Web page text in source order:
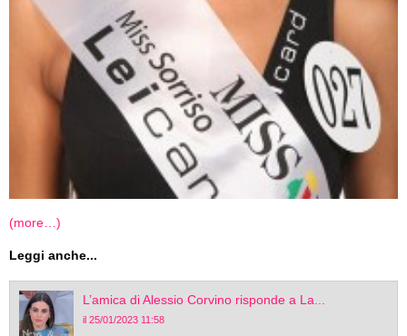
(more…)
Leggi anche...
L’amica di Alessio Corvino risponde a La...
il 25/01/2023 11:58